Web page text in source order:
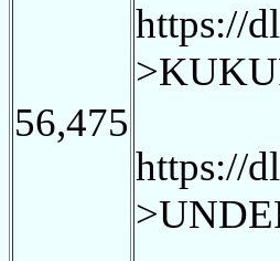
56,475
https://
https://